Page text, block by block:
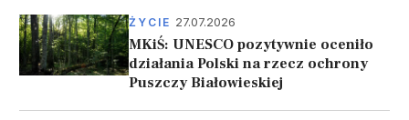
ŻYCIE 27.07.2026
MKiŚ: UNESCO pozytywnie oceniło
działania Polski na rzecz ochrony
Puszczy Białowieskiej